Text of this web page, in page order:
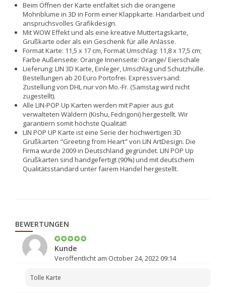
Beim Öffnen der Karte entfaltet sich die orangene
Mohnblume in 3D in Form einer Klappkarte. Handarbeit und
anspruchsvolles Grafikdesign.
Mit WOW Effekt und als eine kreative Muttertagskarte,
Grußkarte oder als ein Geschenk für alle Anlässe.
Format Karte: 11,5 x 17 cm, Format Umschlag: 11,8 x 17,5 cm;
Farbe Außenseite: Orange Innenseite: Orange/ Eierschale
Lieferung: LIN 3D Karte, Einleger, Umschlag und Schutzhülle.
Bestellungen ab 20 Euro Portofrei. Expressversand:
Zustellung von DHL nur von Mo.-Fr. (Samstag wird nicht
zugestellt).
Alle LIN-POP Up Karten werden mit Papier aus gut
verwalteten Wäldern (Kishu, Fedrigoni) hergestellt. Wir
garantiern somit höchste Qualität!
LIN POP UP Karte ist eine Serie der hochwertigen 3D
Grußkarten "Greeting from Heart" von LIN ArtDesign. Die
Firma wurde 2009 in Deutschland gegründet. LIN POP Up
Grußkarten sind handgefertigt (90%) und mit deutschem
Qualitätsstandard unter fairem Handel hergestellt.
BEWERTUNGEN
Kunde
Veröffentlicht am October 24, 2022 09:14
Tolle Karte